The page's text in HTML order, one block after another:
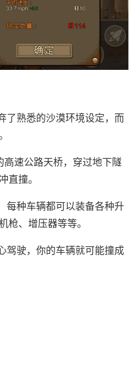
了熟悉的沙漠环境设定，而
速公路天桥，穿过地下隧
直撞。
每种车辆都可以装备各种升
枪、增压器等等。
驾驶，你的车辆就可能撞成